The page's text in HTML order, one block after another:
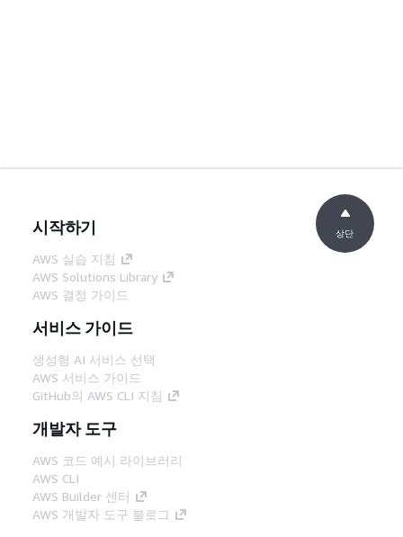
시작하기
AWS 실습 지침
AWS Solutions Library
AWS 결정 가이드
서비스 가이드
생성형 AI 서비스 선택
AWS 서비스 가이드
GitHub의 AWS CLI 지침
개발자 도구
AWS 코드 예시 라이브러리
AWS CLI
AWS Builder 센터
AWS 개발자 도구 블로그
상단